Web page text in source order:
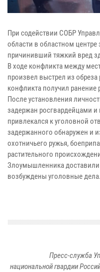
При содействии СОБР
области в областном
причинивший тяжкий вред
В ходе конфликта между
произвел выстрел из обреза
конфликта получил ранение
После установления
задержан росгвардейцами
привлекался к уголовной
задержанного обнаружен и
охотничьего ружья,
растительного
Злоумышленника
возбуждены уголовные дела.
Пресс-служба
национальной гвардии